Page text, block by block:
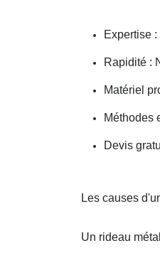
Expertise
Rapidité :
Matériel
Méthodes
Devis
Les causes
Un rideau